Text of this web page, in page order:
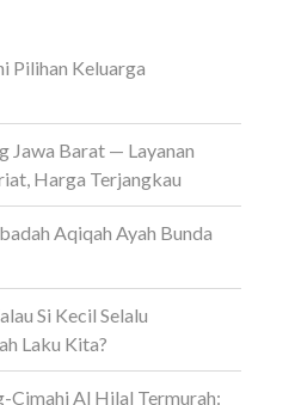
Pilihan Keluarga
Jawa Barat — Layanan
Harga Terjangkau
Aqiqah Ayah Bunda
Si Kecil Selalu
Laku Kita?
Cimahi Al Hilal Termurah: